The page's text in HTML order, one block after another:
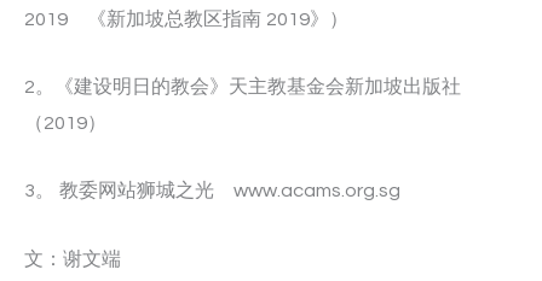
2019 《新加坡总教区指南 2019》）
2。《建设明日的教会》天主教基金会新加坡出版社
（2019）
3。 教委网站狮城之光 www.acams.org.sg
文：谢文端